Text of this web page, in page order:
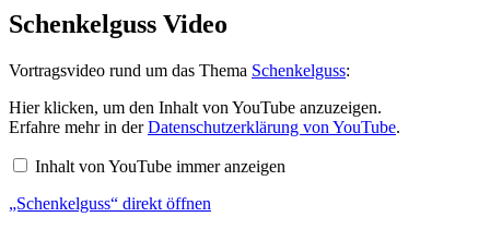
Schenkelguss Video
Vortragsvideo rund um das Thema Schenkelguss:
„Schenkelguss“
von
YouTube
Hier klicken, um den Inhalt von YouTube anzuzeigen.
Erfahre mehr in derDatenschutzerklärung von YouTube.
Inhalt von YouTube immer anzeigen
„Schenkelguss“ direkt öffnen